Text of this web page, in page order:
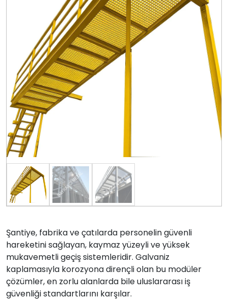
Şantiye, fabrika ve çatılarda personelin güvenli
hareketini sağlayan, kaymaz yüzeyli ve yüksek
mukavemetli geçiş sistemleridir. Galvaniz
kaplamasıyla korozyona dirençli olan bu modüler
çözümler, en zorlu alanlarda bile uluslararası iş
güvenliği standartlarını karşılar.